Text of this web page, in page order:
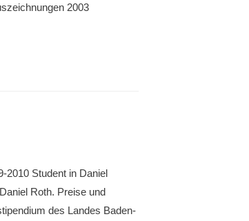
2003
2010 Student in Daniel
Roth. Preise und
des Landes Baden-